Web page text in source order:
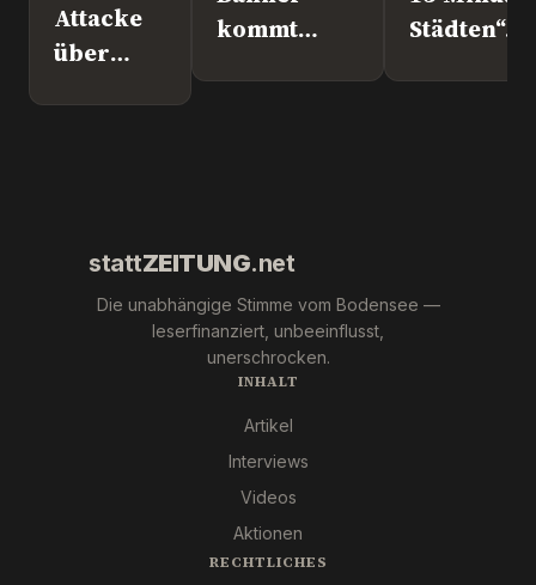
Attacke
über
kommt
Städten“.
stattZEITUNG.net
Die unabhängige Stimme vom Bodensee —
leserfinanziert, unbeeinflusst,
unerschrocken.
INHALT
Artikel
Interviews
Videos
Aktionen
RECHTLICHES